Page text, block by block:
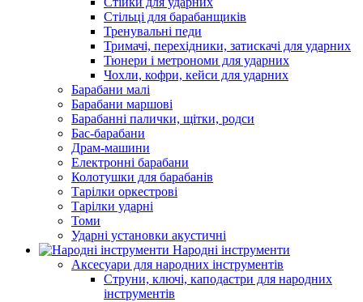
Стільці для барабанщиків
Тренувальні педи
Тримачі, перехідники, затискачі для ударних
Тюнери і метрономи для ударних
Чохли, кофри, кейси для ударних
Барабани малі
Барабани маршові
Барабанні палички, щітки, родси
Бас-барабани
Драм-машини
Електронні барабани
Колотушки для барабанів
Тарілки оркестрові
Тарілки ударні
Томи
Ударні установки акустичні
Народні інструменти
Аксесуари для народних інструментів
Струни, ключі, каподастри для народних
інструментів